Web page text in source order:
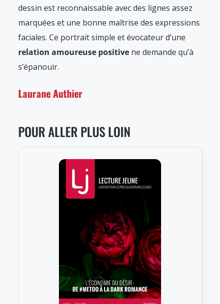
dessin est reconnaissable avec des lignes assez
marquées et une bonne maîtrise des expressions
faciales. Ce portrait simple et évocateur d’une
relation amoureuse positive ne demande qu’à
s’épanouir.
Laurane Authier
POUR ALLER PLUS LOIN